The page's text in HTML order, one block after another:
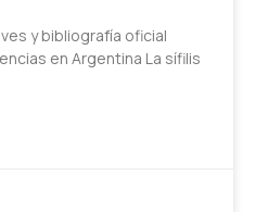
y bibliografía oficial
en Argentina La sífilis